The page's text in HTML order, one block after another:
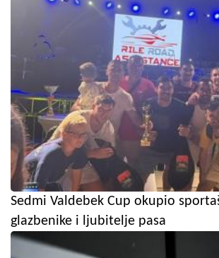
Sedmi Valdebek Cup okupio
glazbenike i ljubitelje pasa